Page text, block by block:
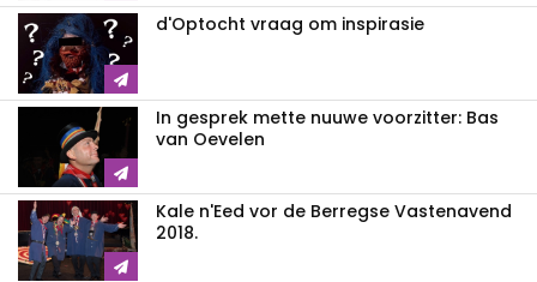
d'Optocht vraag om inspirasie
In gesprek mette nuuwe voorzitter: Bas
van Oevelen
Kale n'Eed vor de Berregse Vastenavend
2018.